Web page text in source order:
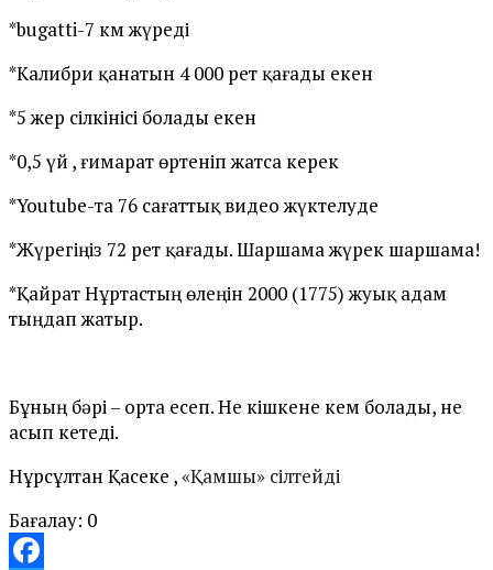
*bugatti-7 км жүреді
*Калибри қанатын 4 000 рет қағады екен
*5 жер сілкінісі болады екен
*0,5 үй , ғимарат өртеніп жатса керек
*Youtube-та 76 сағаттық видео жүктелуде
*Жүрегіңіз 72 рет қағады. Шаршама жүрек шаршама!
*Қайрат Нұртастың өлеңін 2000 (1775) жуық адам
тыңдап жатыр.
Бұның бәрі – орта есеп. Не кішкене кем болады, не
асып кетеді.
Нұрсұлтан Қасеке ,«Қамшы» сілтейді
Бағалау: 0